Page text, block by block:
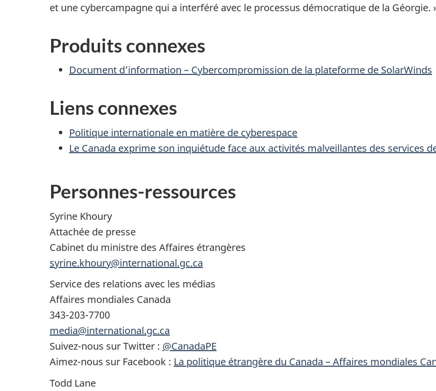
et une cybercampagne qui a interféré avec le processus démocratique de la Géorgie.
Produits connexes
Document d’information – Cybercompromission de la plateforme de SolarWinds
Liens connexes
Politique internationale en matière de cyberespace
Le Canada exprime son inquiétude face aux activités malveillantes des services
Personnes-ressources
Syrine Khoury
Attachée de presse
Cabinet du ministre des Affaires étrangères
syrine.khoury@international.gc.ca
Service des relations avec les médias
Affaires mondiales Canada
343-203-7700
media@international.gc.ca
Suivez-nous sur Twitter : @CanadaPE
Aimez-nous sur Facebook : La politique étrangère du Canada – Affaires mondiales
Todd Lane